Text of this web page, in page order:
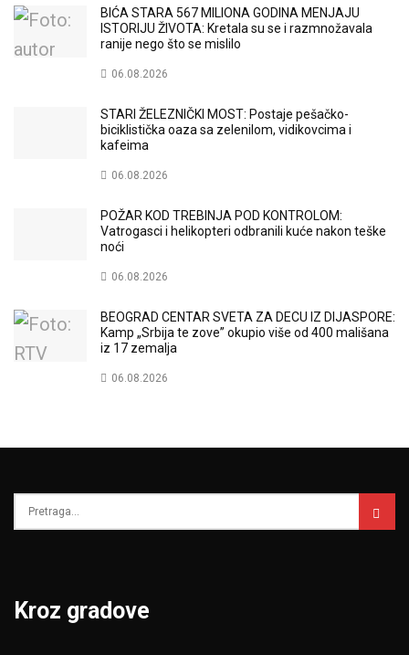
BIĆA STARA 567 MILIONA GODINA MENJAJU
ISTORIJU ŽIVOTA: Kretala su se i razmnožavala
ranije nego što se mislilo
06.08.2026
STARI ŽELEZNIČKI MOST: Postaje pešačko-
biciklistička oaza sa zelenilom, vidikovcima i
kafeima
06.08.2026
POŽAR KOD TREBINJA POD KONTROLOM:
Vatrogasci i helikopteri odbranili kuće nakon teške
noći
06.08.2026
BEOGRAD CENTAR SVETA ZA DECU IZ DIJASPORE:
Kamp „Srbija te zove” okupio više od 400 mališana
iz 17 zemalja
06.08.2026
Kroz gradove